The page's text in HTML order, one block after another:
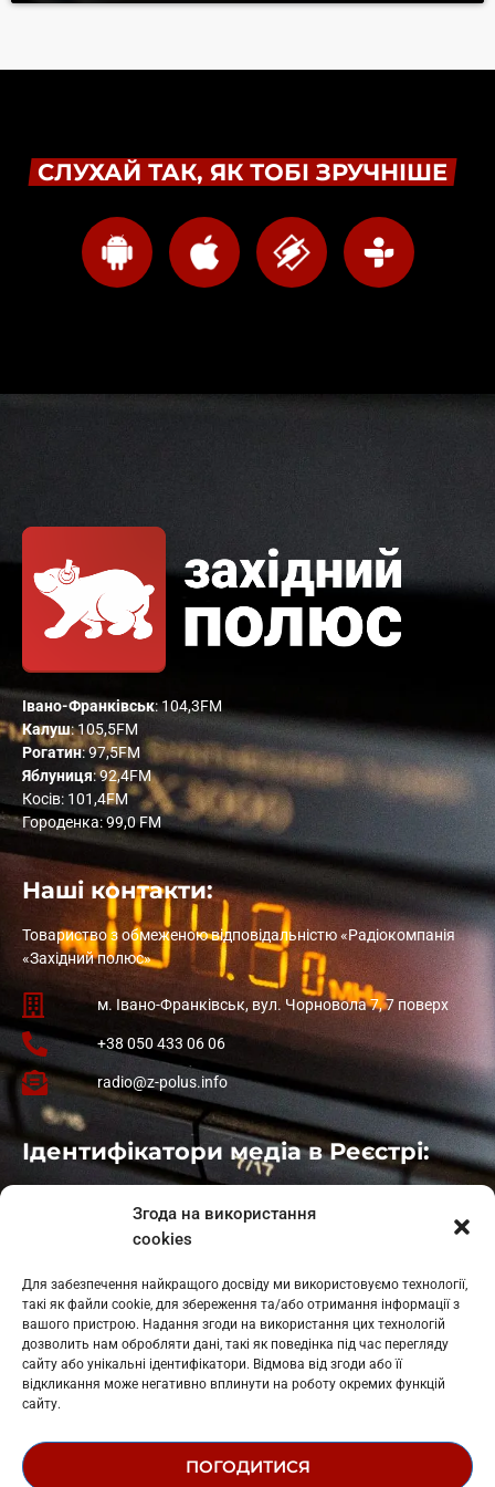
Згода на використання
cookies
Для забезпечення найкращого досвіду ми використовуємо технології,
такі як файли cookie, для збереження та/або отримання інформації з
вашого пристрою. Надання згоди на використання цих технологій
дозволить нам обробляти дані, такі як поведінка під час перегляду
сайту або унікальні ідентифікатори. Відмова від згоди або її
відкликання може негативно вплинути на роботу окремих функцій
сайту.
ПОГОДИТИСЯ
СЛУХАЙ ТАК, ЯК ТОБІ ЗРУЧНІШЕ
Івано-Франківськ: 104,3FM
Калуш: 105,5FM
Рогатин: 97,5FM
Яблуниця: 92,4FM
Косів: 101,4FM
Городенка: 99,0 FM
Наші контакти:
Товариство з обмеженою відповідальністю «Радіокомпанія
«Західний полюс»
м. Івано-Франківськ, вул. Чорновола 7, 7 поверх
+38 050 433 06 06
radio@z-polus.info
Ідентифікатори медіа в Реєстрі:
: L11-01410
: L11-01801
Косів: L11-01805
Гарасимів: L11-02274